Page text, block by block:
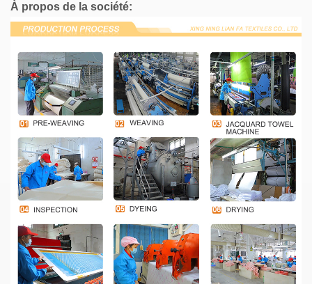
À propos de la société: